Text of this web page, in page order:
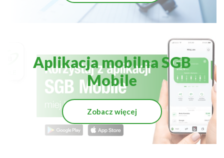
Aplikacja mobilna SGB
Mobile
Zobacz więcej